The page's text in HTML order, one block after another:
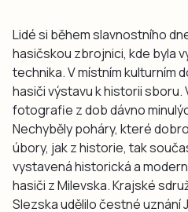
Lidé si během slavnostního
hasičskou zbrojnici, kde byla
technika. V místním kulturním
hasiči výstavu k historii sboru.
fotografie z dob dávno
Nechyběly poháry, které
úbory, jak z historie, tak
vystavená historická a
hasiči z Milevska. Krajské
Slezska udělilo čestné uznání